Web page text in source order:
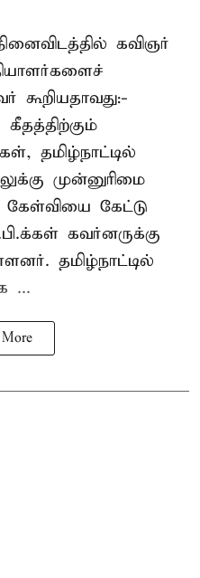
கவிஞர்
கூறியதாவது:-
கீதத்திற்கும்
தமிழ்நாட்டில்
முன்னுரிமை
கேட்டு
கவர்னருக்கு
தமிழ்நாட்டில்
...